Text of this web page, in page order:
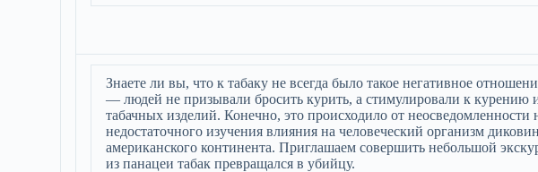
Знаете ли вы, что к табаку не всегда было такое негативное
— людей не призывали бросить курить, а стимулировали к курению
табачных изделий. Конечно, это происходило от неосведомленности
недостаточного изучения влияния на человеческий организм
американского континента. Приглашаем совершить небольшой
из панацеи табак превращался в убийцу.